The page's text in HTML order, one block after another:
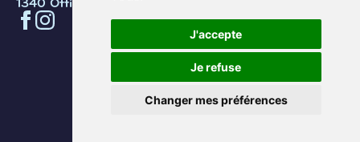
J'accepte
Je refuse
Changer mes préférences
Confidentialité
Cookies
Conditions d'utilisation
Gérer les cookies
et de la fontaine.